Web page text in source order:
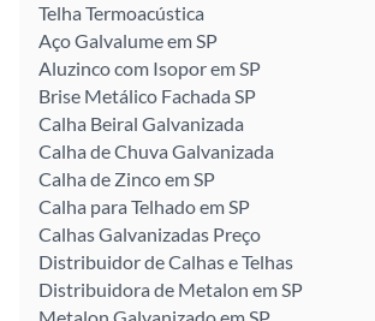
Telha Termoacústica
Aço Galvalume em SP
Aluzinco com Isopor em SP
Brise Metálico Fachada SP
Calha Beiral Galvanizada
Calha de Chuva Galvanizada
Calha de Zinco em SP
Calha para Telhado em SP
Calhas Galvanizadas Preço
Distribuidor de Calhas e Telhas
Distribuidora de Metalon em SP